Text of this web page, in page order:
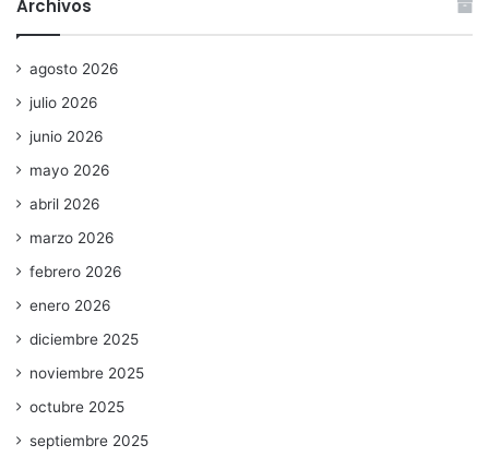
Archivos
agosto 2026
julio 2026
junio 2026
mayo 2026
abril 2026
marzo 2026
febrero 2026
enero 2026
diciembre 2025
noviembre 2025
octubre 2025
septiembre 2025